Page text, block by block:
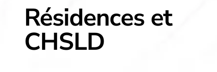
Résidences et
CHSLD